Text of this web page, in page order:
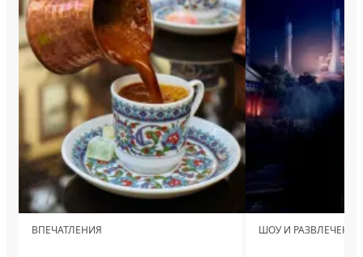
ВПЕЧАТЛЕНИЯ ШОУ И РАЗВЛЕЧЕНИЯ